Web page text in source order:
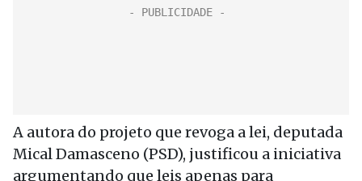
A autora do projeto que revoga a lei, deputada
Mical Damasceno (PSD), justificou a iniciativa
argumentando que leis apenas para